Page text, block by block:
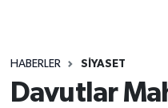
HABERLER SIYASET
Davutlar